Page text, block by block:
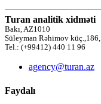
Turan analitik xidməti
Bakı, AZ1010
Süleyman Rəhimov
Tel.: (+99412) 440 11 96
agency@turan.az
Faydalı